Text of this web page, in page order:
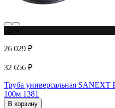
26 029 ₽
32 656 ₽
Труба универсальная SANEXT
100м 1381
В корзину